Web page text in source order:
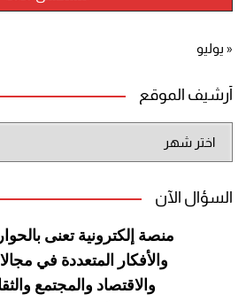
« يوليو
أرشيف الموقع
الموقع
السؤال الآن
منصة إلكترونية تعنى
والأفكار المتعددة في
والاقتصاد والمجتمع